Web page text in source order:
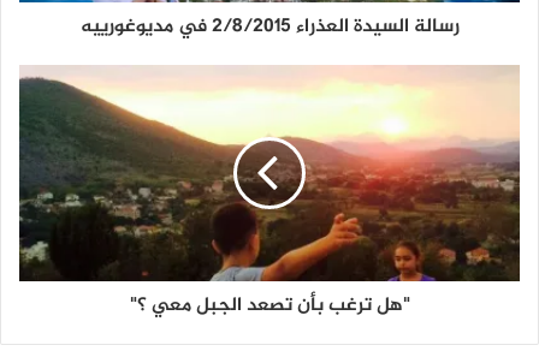
رسالة السيدة العذراء 2/8/2015 في مديوغورييه
"هل ترغب بأن تصعد الجبل معي ؟"